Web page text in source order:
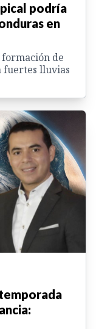
podría
en
de
lluvias